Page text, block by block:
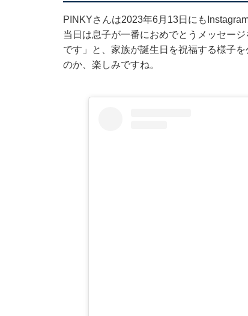
PINKYさんは2023年6月13日にも
当日は息子が一番におめでとうメッセー
です」と、家族が誕生日を祝福する様子
のか、楽しみですね。